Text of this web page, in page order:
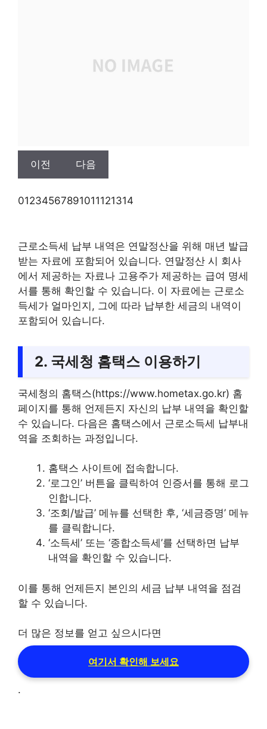
이전 다음
01234567891011121314
근로소득세 납부 내역은 연말정산을 위해 매년 발급
받는 자료에 포함되어 있습니다. 연말정산 시 회사
에서 제공하는 자료나 고용주가 제공하는 급여 명세
서를 통해 확인할 수 있습니다. 이 자료에는 근로소
득세가 얼마인지, 그에 따라 납부한 세금의 내역이
포함되어 있습니다.
2. 국세청 홈택스 이용하기
국세청의 홈택스(https://www.hometax.go.kr) 홈
페이지를 통해 언제든지 자신의 납부 내역을 확인할
수 있습니다. 다음은 홈택스에서 근로소득세 납부내
역을 조회하는 과정입니다.
홈택스 사이트에 접속합니다.
‘로그인’ 버튼을 클릭하여 인증서를 통해 로그
인합니다.
‘조회/발급’ 메뉴를 선택한 후, ‘세금증명’ 메뉴
를 클릭합니다.
‘소득세’ 또는 ‘종합소득세’를 선택하면 납부
내역을 확인할 수 있습니다.
이를 통해 언제든지 본인의 세금 납부 내역을 점검
할 수 있습니다.
더 많은 정보를 얻고 싶으시다면
여기서 확인해 보세요
.